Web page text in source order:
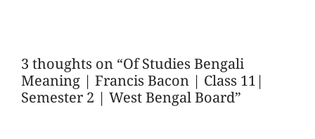
3 thoughts on “Of Studies Bengali
Meaning | Francis Bacon | Class 11|
Semester 2 | West Bengal Board”